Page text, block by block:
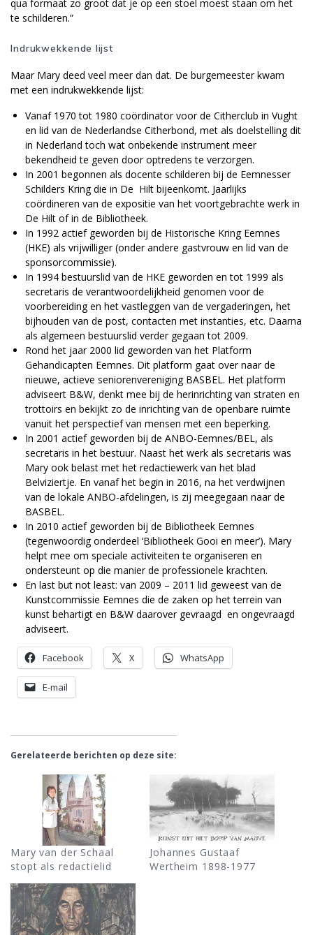
qua formaat zo groot dat je op een stoel moest staan om het
te schilderen.”
Indrukwekkende lijst
Maar Mary deed veel meer dan dat. De burgemeester kwam
met een indrukwekkende lijst:
Vanaf 1970 tot 1980 coördinator voor de Citherclub in Vught
en lid van de Nederlandse Citherbond, met als doelstelling dit
in Nederland toch wat onbekende instrument meer
bekendheid te geven door optredens te verzorgen.
In 2001 begonnen als docente schilderen bij de Eemnesser
Schilders Kring die in De Hilt bijeenkomt. Jaarlijks
coördineren van de expositie van het voortgebrachte werk in
De Hilt of in de Bibliotheek.
In 1992 actief geworden bij de Historische Kring Eemnes
(HKE) als vrijwilliger (onder andere gastvrouw en lid van de
sponsorcommissie).
In 1994 bestuurslid van de HKE geworden en tot 1999 als
secretaris de verantwoordelijkheid genomen voor de
voorbereiding en het vastleggen van de vergaderingen, het
bijhouden van de post, contacten met instanties, etc. Daarna
als algemeen bestuurslid verder gegaan tot 2009.
Rond het jaar 2000 lid geworden van het Platform
Gehandicapten Eemnes. Dit platform gaat over naar de
nieuwe, actieve seniorenvereniging BASBEL. Het platform
adviseert B&W, denkt mee bij de herinrichting van straten en
trottoirs en bekijkt zo de inrichting van de openbare ruimte
vanuit het perspectief van mensen met een beperking.
In 2001 actief geworden bij de ANBO-Eemnes/BEL, als
secretaris in het bestuur. Naast het werk als secretaris was
Mary ook belast met het redactiewerk van het blad
Belviziertje. En vanaf het begin in 2016, na het verdwijnen
van de lokale ANBO-afdelingen, is zij meegegaan naar de
BASBEL.
In 2010 actief geworden bij de Bibliotheek Eemnes
(tegenwoordig onderdeel ‘Bibliotheek Gooi en meer’). Mary
helpt mee om speciale activiteiten te organiseren en
ondersteunt op die manier de professionele krachten.
En last but not least: van 2009 – 2011 lid geweest van de
Kunstcommissie Eemnes die de zaken op het terrein van
kunst behartigt en B&W daarover gevraagd en ongevraagd
adviseert.
Facebook X WhatsApp
E-mail
Gerelateerde berichten op deze site:
Mary van der Schaal
stopt als redactielid
Johannes Gustaaf
Wertheim 1898-1977